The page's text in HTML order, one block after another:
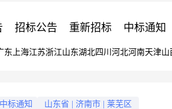
招标公告 重新招标 中标通知
东 上海江苏浙江山东湖北四川 河北河南天津山
标通知 山东省 济南市 莱芜区